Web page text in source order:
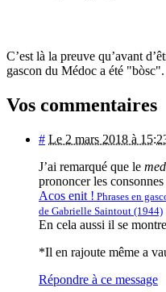
C’est là la preuve qu’avant
gascon du Médoc a été "bòsc".
Vos commentaires
# Le 2 mars 2018 à
J’ai remarqué que le
prononcer les
Acos enit ! Phrases en
de Gabrielle Saintout (1944)
En cela aussi il se
*Il en rajoute même a
Répondre à ce message